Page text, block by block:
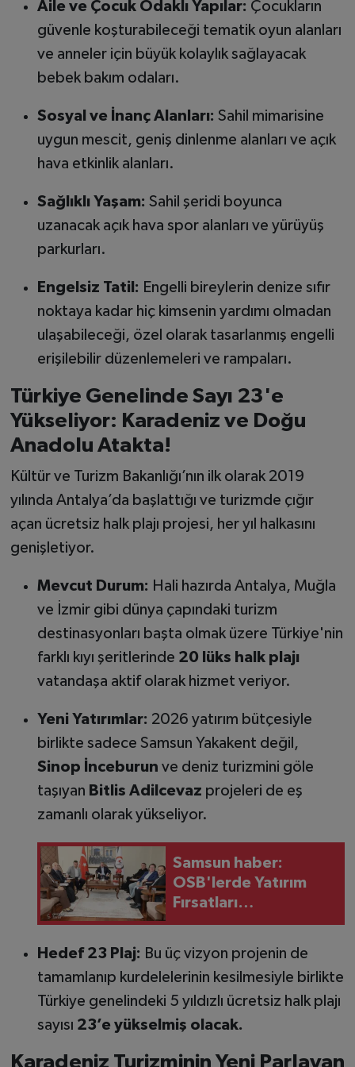
Aile ve Çocuk Odaklı Yapılar: Çocukların
güvenle koşturabileceği tematik oyun alanları
ve anneler için büyük kolaylık sağlayacak
bebek bakım odaları.
Sosyal ve İnanç Alanları: Sahil mimarisine
uygun mescit, geniş dinlenme alanları ve açık
hava etkinlik alanları.
Sağlıklı Yaşam: Sahil şeridi boyunca
uzanacak açık hava spor alanları ve yürüyüş
parkurları.
Engelsiz Tatil: Engelli bireylerin denize sıfır
noktaya kadar hiç kimsenin yardımı olmadan
ulaşabileceği, özel olarak tasarlanmış engelli
erişilebilir düzenlemeleri ve rampaları.
Türkiye Genelinde Sayı 23'e
Yükseliyor: Karadeniz ve Doğu
Anadolu Atakta!
Kültür ve Turizm Bakanlığı’nın ilk olarak 2019
yılında Antalya’da başlattığı ve turizmde çığır
açan ücretsiz halk plajı projesi, her yıl halkasını
genişletiyor.
Mevcut Durum: Hali hazırda Antalya, Muğla
ve İzmir gibi dünya çapındaki turizm
destinasyonları başta olmak üzere Türkiye'nin
farklı kıyı şeritlerinde 20 lüks halk plajı
vatandaşa aktif olarak hizmet veriyor.
Yeni Yatırımlar: 2026 yatırım bütçesiyle
birlikte sadece Samsun Yakakent değil,
Sinop İnceburun ve deniz turizmini göle
taşıyan Bitlis Adilcevaz projeleri de eş
zamanlı olarak yükseliyor.
Samsun haber:
OSB'lerde Yatırım
Fırsatları
Değerlendirildi
Hedef 23 Plaj: Bu üç vizyon projenin de
tamamlanıp kurdelelerinin kesilmesiyle birlikte
Türkiye genelindeki 5 yıldızlı ücretsiz halk plajı
sayısı 23’e yükselmiş olacak.
Karadeniz Turizminin Yeni Parlayan